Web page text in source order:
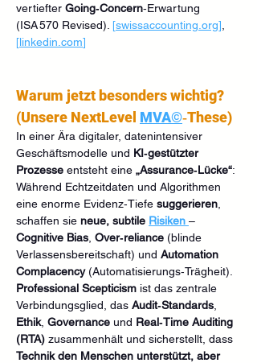
vertiefter Going‑Concern‑Erwartung
(ISA 570 Revised). [swissaccounting.org]
[linkedin.com]
Warum jetzt besonders wichtig?
(Unsere NextLevel MVA©‑These)
In einer Ära digitaler, datenintensiver
Geschäftsmodelle und KI‑gestützter
Prozesse entsteht eine „Assurance‑Lücke“:
Während Echtzeitdaten und Algorithmen
eine enorme Evidenz‑Tiefe suggerieren
schaffen sie neue, subtile Risiken –
Cognitive Bias Over‑reliance (blinde
Verlassensbereitschaft) und Automation
Complacency (Automatisierungs‑Trägheit).
Professional Scepticism ist das zentrale
Verbindungsglied, das Audit‑Standards
Ethik, Governance und Real‑Time Auditing
(RTA) zusammenhält und sicherstellt, dass
Technik den Menschen unterstützt, aber